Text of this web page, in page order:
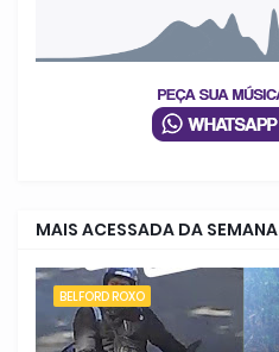
MAIS ACESSADA DA SEMANA
BELFORD ROXO